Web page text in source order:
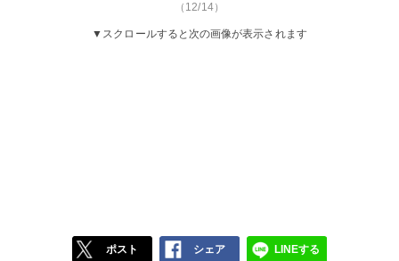
（12/14）
▼スクロールすると次の画像が表示されます
ポスト シェア LINEする